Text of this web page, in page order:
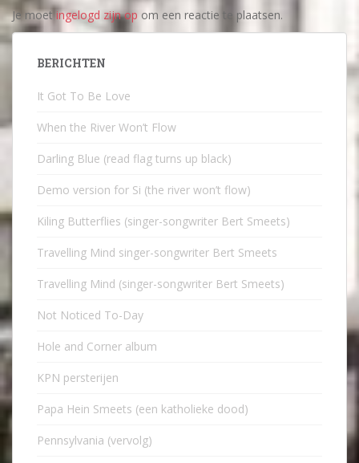
Je moet ingelogd zijn op om een reactie te plaatsen.
BERICHTEN
It Got To Be Love
When the River Won’t Flow
Darling Blue (read flag turns up black)
Demo version for Si (the river won’t flow)
Kiling Butterflies (singer-songwriter Bert Smeets)
Travelling Mind singer-songwriter Bert Smeets
Travelling Mind (singer-songwriter Bert Smeets)
Not Noticed To-Day
Hole and Corner album
KPN persterijen
Papa Hein Smeets (een katholieke dood)
Pennsylvania (vervolg)